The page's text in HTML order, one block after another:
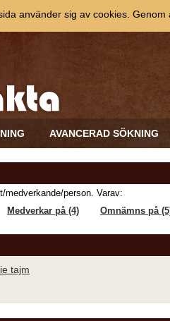
AVANCERAD SÖKNING
medverkande/person. Varav:
Medverkar på (4) Omnämns på
tajm
använder sig av cookies.